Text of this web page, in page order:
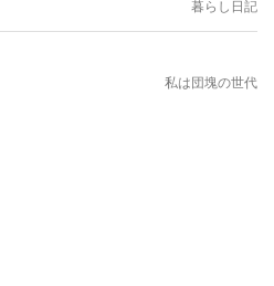
暮らし日記
私は団塊の世代